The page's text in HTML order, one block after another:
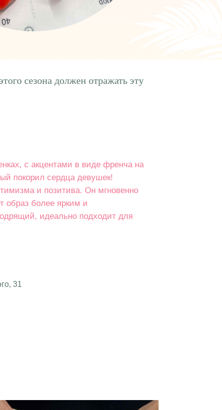
сезона должен отражать эту
с акцентами в виде френча на
покорил сердца девушек!
и позитива. Он мгновенно
образ более ярким и
идеально подходит для
31